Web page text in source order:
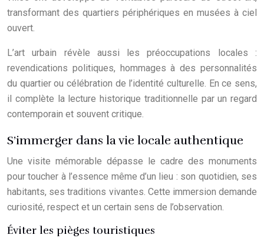
transformant des quartiers périphériques en musées à ciel
ouvert.
L’art urbain révèle aussi les préoccupations locales :
revendications politiques, hommages à des personnalités
du quartier ou célébration de l’identité culturelle. En ce sens,
il complète la lecture historique traditionnelle par un regard
contemporain et souvent critique.
S’immerger dans la vie locale authentique
Une visite mémorable dépasse le cadre des monuments
pour toucher à l’essence même d’un lieu : son quotidien, ses
habitants, ses traditions vivantes. Cette immersion demande
curiosité, respect et un certain sens de l’observation.
Éviter les pièges touristiques